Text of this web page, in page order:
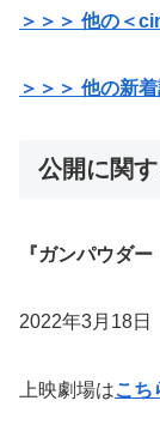
＞＞＞ 他の＜
＞＞＞ 他の新
公開に関
『ガンパウダ
2022年3月18日
上映劇場はこち